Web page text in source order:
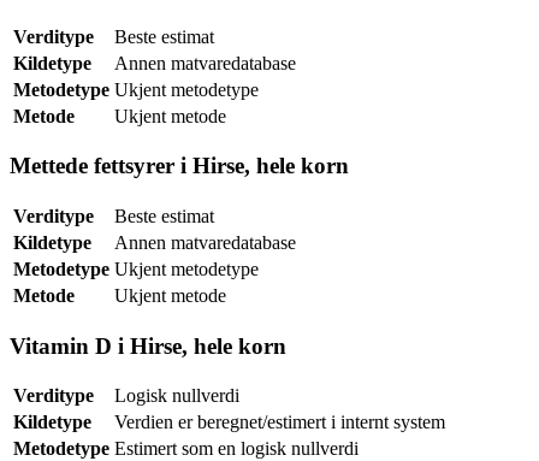
Verditype
Beste estimat
Kildetype
Annen matvaredatabase
Metodetype Ukjent metodetype
Metode
Ukjent metode
Mettede fettsyrer i Hirse, hele korn
Verditype
Beste estimat
Kildetype
Annen matvaredatabase
Metodetype Ukjent metodetype
Metode
Ukjent metode
Vitamin D i Hirse, hele korn
Verditype
Logisk nullverdi
Kildetype
Verdien er beregnet/estimert i internt system
Metodetype Estimert som en logisk nullverdi